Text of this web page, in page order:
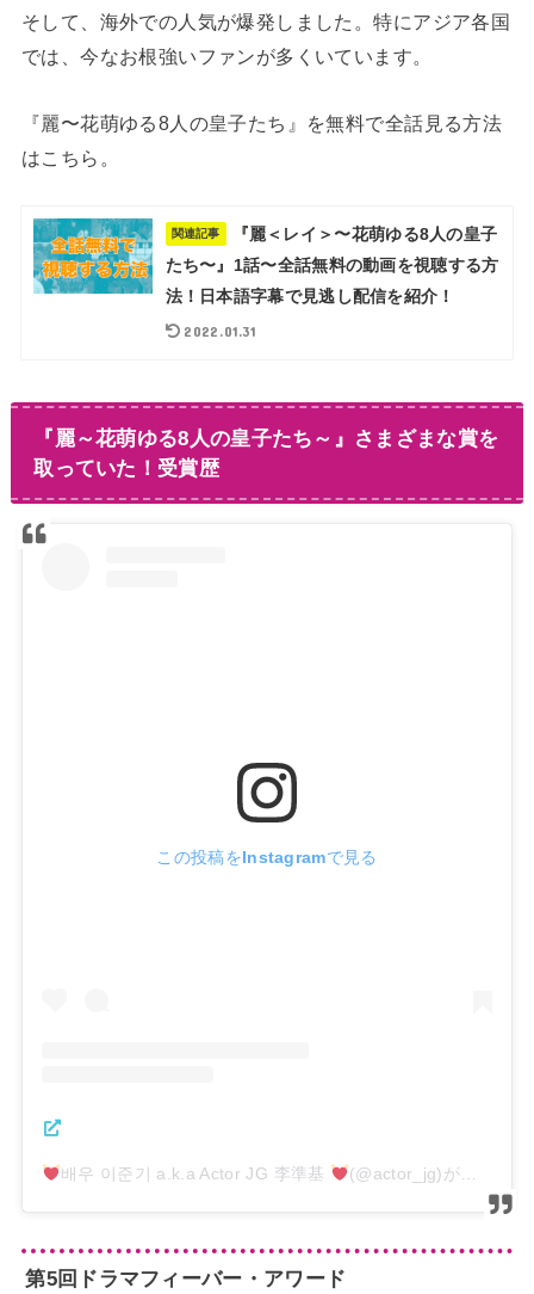
そして、海外での人気が爆発しました。特にアジア各国
では、今なお根強いファンが多くいています。
『麗〜花萌ゆる8人の皇子たち』を無料で全話見る方法
はこちら。
関連記事
『麗＜レイ＞〜花萌ゆる8人の皇子
たち〜』1話〜全話無料の動画を視聴する方
法！日本語字幕で見逃し配信を紹介！
2022.01.31
『麗～花萌ゆる8人の皇子たち～』さまざまな賞を
取っていた！受賞歴
この投稿をInstagramで見る
배우 이준기 a.k.a Actor JG 李準基 (@actor_jg)がシェアした投稿
第5回ドラマフィーバー・アワード